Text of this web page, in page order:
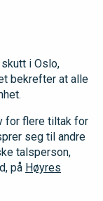
skutt i Oslo,
bekrefter at alle
for flere tiltak for
seg til andre
talsperson,
på Høyres